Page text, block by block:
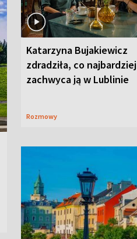
Katarzyna Bujakiewicz
zdradziła, co najbardziej
zachwyca ją w Lublinie
Rozmowy